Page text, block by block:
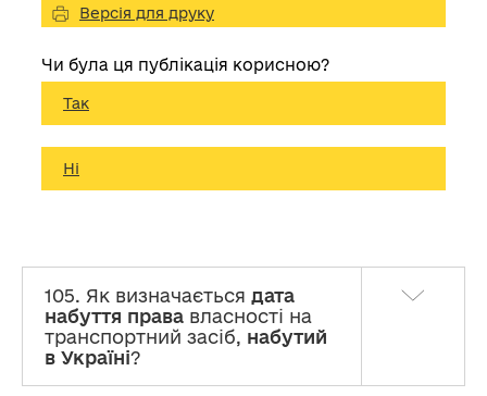
Версія для друку
Чи була ця публікація корисною?
Так
Ні
105. Як визначається дата
набуття права власності на
транспортний засіб, набутий
в Україні?